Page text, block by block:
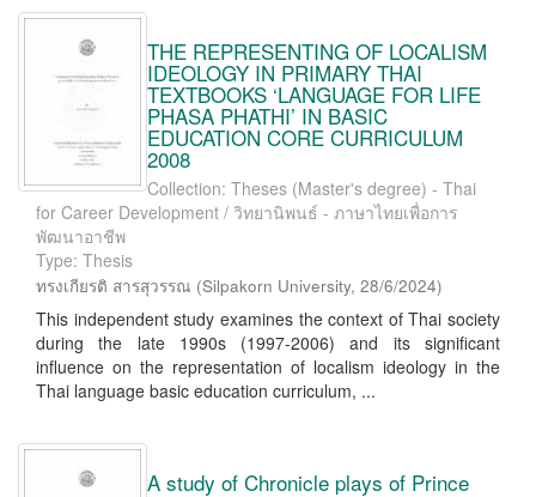
THE REPRESENTING OF LOCALISM
IDEOLOGY IN PRIMARY THAI
TEXTBOOKS ‘LANGUAGE FOR LIFE
PHASA PHATHI’ IN BASIC
EDUCATION CORE CURRICULUM
2008
Collection: Theses (Master's degree) - Thai
for Career Development / วิทยานิพนธ์ - ภาษาไทยเพื่อการ
พัฒนาอาชีพ
Type: Thesis
ทรงเกียรติ สารสุวรรณ (Silpakorn University, 28/6/2024)
This independent study examines the context of Thai society
during the late 1990s (1997-2006) and its significant
influence on the representation of localism ideology in the
Thai language basic education curriculum, ...
A study of Chronicle plays of Prince